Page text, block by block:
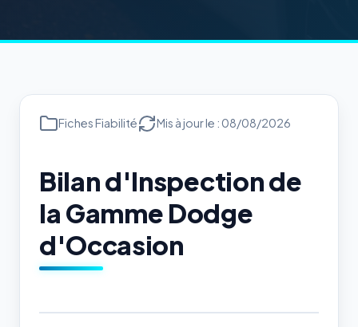
Fiches Fiabilité Mis à jour le : 08/08/2026
Bilan d'Inspection de
la Gamme Dodge
d'Occasion